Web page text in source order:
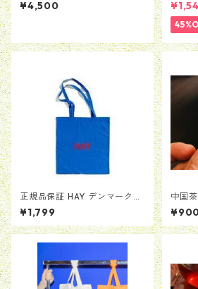
20個入 ）【賞味期限：2026
¥4,500
5粒
正規品保証 HAY デンマーク
トートバッグ 赤ロゴ カバ
ン バッグ BAG ヘイ か
ばん 送料無料 当日翌日配送
¥1,799
中国
g